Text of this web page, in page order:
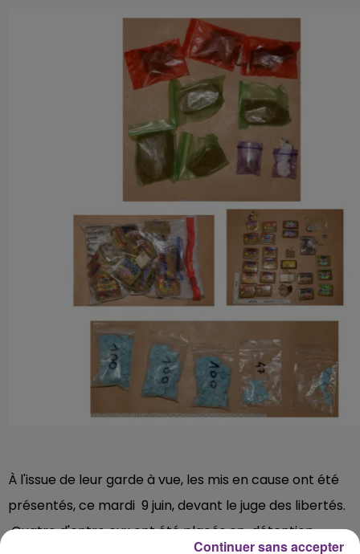
À l'issue de leur garde à vue, les mis en cause ont été
présentés, ce mardi 9 juin, devant le juge des libertés.
Quatre d'entre eux ont été placés en détention
Continuer sans accepter